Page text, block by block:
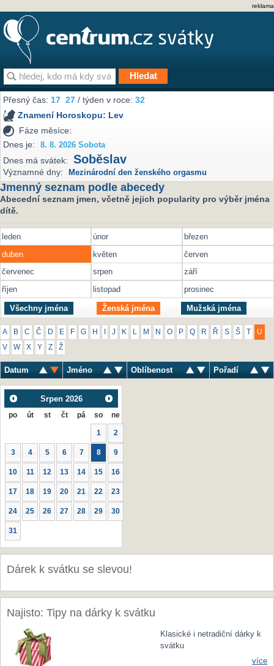
reklama
Přesný čas:17 27 / týden v roce:32
Znamení Horoskopu: Lev
Fáze měsíce:
Dnes je:
8. 8. 2026 Sobota
Dnes má svátek: Soběslav
Významné dny: Mezinárodní den ženského orgasmu
Jmenný seznam podle abecedy
Abecední seznam jmen, včetně jejich popularity pro výběr jména
dítě.
leden únor
březen
duben
květen
červen
červenec
srpen
září
říjen
listopad prosinec
Všechny jména Ženská jména Mužská jména
A B C Č D E F G H J K M N O P Q R Ř S Š U
V W X Y Z Ž
Datum Jméno Oblíbenost Pořadí
Srpen 2026
po út st čt pá so ne
1 2
3 4 5 6 7 8 9
10 11 12 13 14 15 16
17 18 19 20 21 22 23
24 25 26 27 28 29 30
31
Dárek k svátku se slevou!
Najisto: Tipy na dárky k svátku
Klasické i netradiční dárky k
svátku
více